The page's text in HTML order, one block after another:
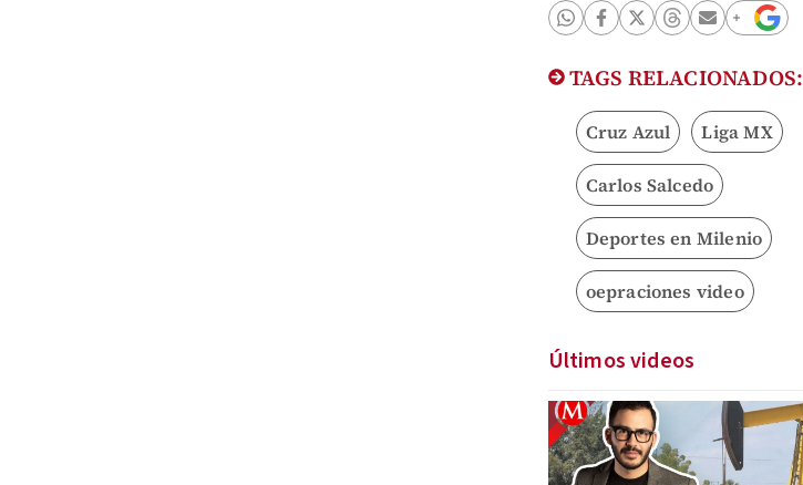
TAGS RELACIONADOS:
Cruz Azul Liga MX
Carlos Salcedo
Deportes en Milenio
oepraciones video
Últimos videos